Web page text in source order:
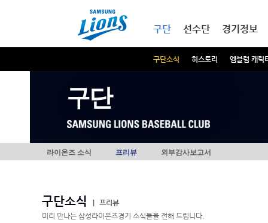
구단
구단소식 히스토리 엠블럼 캐릭
선수단 경기정보
구단
라이온즈 소식 프리뷰 외부감사보고서
구단소식
프리뷰
미리 만나는 삼성라이온즈경기 소식들을 전해 드립니다.